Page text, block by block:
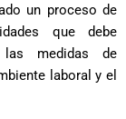
un proceso de
que debe
las medidas de
laboral y el